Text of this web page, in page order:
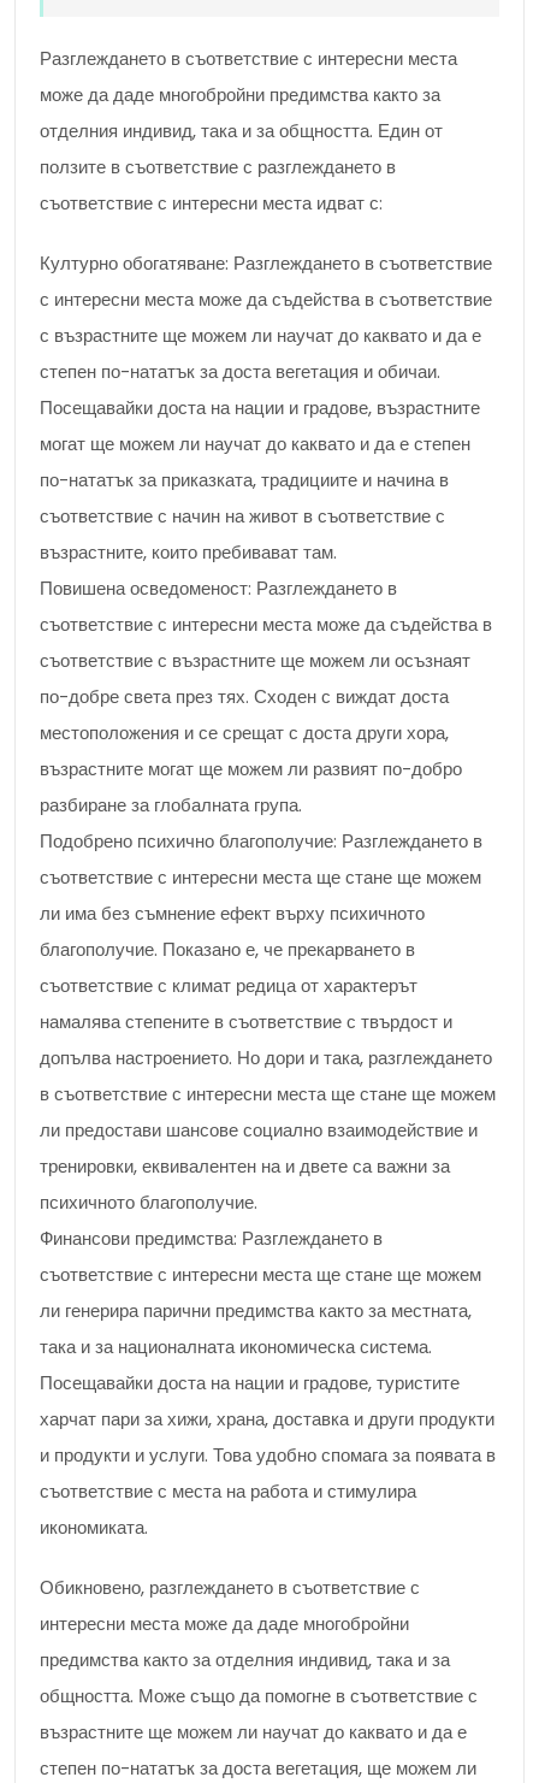
Разглеждането в съответствие с интересни места
може да даде многобройни предимства както за
отделния индивид, така и за общността. Един от
ползите в съответствие с разглеждането в
съответствие с интересни места идват с:
Културно обогатяване: Разглеждането в съответствие
с интересни места може да съдейства в съответствие
с възрастните ще можем ли научат до каквато и да е
степен по-нататък за доста вегетация и обичаи.
Посещавайки доста на нации и градове, възрастните
могат ще можем ли научат до каквато и да е степен
по-нататък за приказката, традициите и начина в
съответствие с начин на живот в съответствие с
възрастните, които пребивават там.
Повишена осведоменост: Разглеждането в
съответствие с интересни места може да съдейства в
съответствие с възрастните ще можем ли осъзнаят
по-добре света през тях. Сходен с виждат доста
местоположения и се срещат с доста други хора,
възрастните могат ще можем ли развият по-добро
разбиране за глобалната група.
Подобрено психично благополучие: Разглеждането в
съответствие с интересни места ще стане ще можем
ли има без съмнение ефект върху психичното
благополучие. Показано е, че прекарването в
съответствие с климат редица от характерът
намалява степените в съответствие с твърдост и
допълва настроението. Но дори и така, разглеждането
в съответствие с интересни места ще стане ще можем
ли предостави шансове социално взаимодействие и
тренировки, еквивалентен на и двете са важни за
психичното благополучие.
Финансови предимства: Разглеждането в
съответствие с интересни места ще стане ще можем
ли генерира парични предимства както за местната,
така и за националната икономическа система.
Посещавайки доста на нации и градове, туристите
харчат пари за хижи, храна, доставка и други продукти
и продукти и услуги. Това удобно спомага за появата в
съответствие с места на работа и стимулира
икономиката.
Обикновено, разглеждането в съответствие с
интересни места може да даде многобройни
предимства както за отделния индивид, така и за
общността. Може също да помогне в съответствие с
възрастните ще можем ли научат до каквато и да е
степен по-нататък за доста вегетация, ще можем ли